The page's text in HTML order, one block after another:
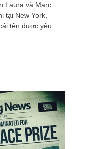
Laura và Marc
tại New York,
tên được yêu